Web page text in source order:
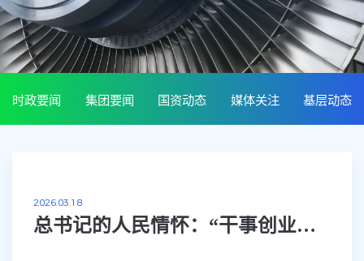
时政要闻 集团要闻 国资动态 媒体关注 基层动态
2026.03.18
总书记的人民情怀：“干事创业一定要树立正确政绩观”